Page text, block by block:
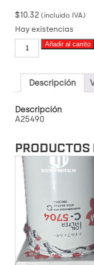
$10.32 (incluido IVA)
Hay existencias
A25490
SAKURA
DE
AIRE
DUSTER
1.3
LOGAN
Añadir al carrito
Descripción
Descripción
A25490